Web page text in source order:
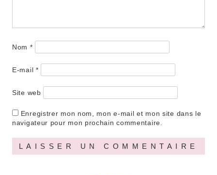
Nom *
E-mail *
Site web
Enregistrer mon nom, mon e-mail et mon site dans le
navigateur pour mon prochain commentaire.